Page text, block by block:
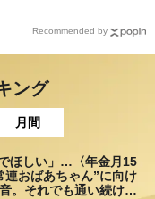
Recommended by
ング
月間
ほしい」…〈年金月15
おばあちゃん”に向け
。それでも通い続ける